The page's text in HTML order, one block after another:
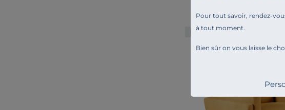
Pour tout savoir, rendez-
à tout moment.
Bien sûr on vous laisse le
Liv. offerte